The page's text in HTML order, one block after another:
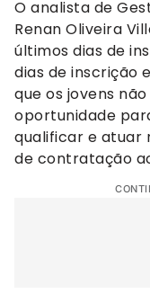
O analista de
Renan Oliveira
últimos dias de
dias de inscrição
que os jovens
oportunidade
qualificar e atuar
de contratação